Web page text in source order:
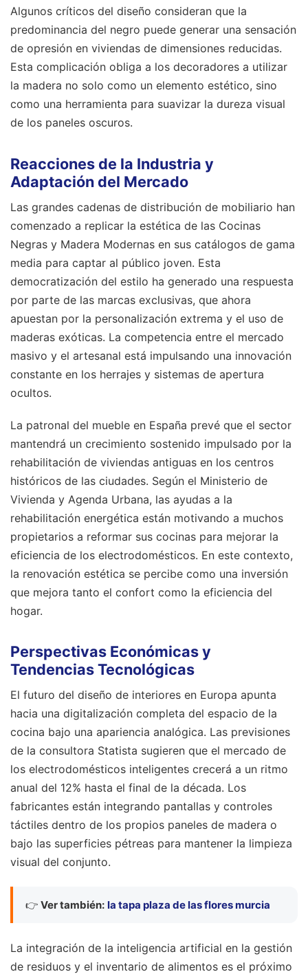
Algunos críticos del diseño consideran que la
predominancia del negro puede generar una sensación
de opresión en viviendas de dimensiones reducidas.
Esta complicación obliga a los decoradores a utilizar
la madera no solo como un elemento estético, sino
como una herramienta para suavizar la dureza visual
de los paneles oscuros.
Reacciones de la Industria y
Adaptación del Mercado
Las grandes cadenas de distribución de mobiliario han
comenzado a replicar la estética de las Cocinas
Negras y Madera Modernas en sus catálogos de gama
media para captar al público joven. Esta
democratización del estilo ha generado una respuesta
por parte de las marcas exclusivas, que ahora
apuestan por la personalización extrema y el uso de
maderas exóticas. La competencia entre el mercado
masivo y el artesanal está impulsando una innovación
constante en los herrajes y sistemas de apertura
ocultos.
La patronal del mueble en España prevé que el sector
mantendrá un crecimiento sostenido impulsado por la
rehabilitación de viviendas antiguas en los centros
históricos de las ciudades. Según el Ministerio de
Vivienda y Agenda Urbana, las ayudas a la
rehabilitación energética están motivando a muchos
propietarios a reformar sus cocinas para mejorar la
eficiencia de los electrodomésticos. En este contexto,
la renovación estética se percibe como una inversión
que mejora tanto el confort como la eficiencia del
hogar.
Perspectivas Económicas y
Tendencias Tecnológicas
El futuro del diseño de interiores en Europa apunta
hacia una digitalización completa del espacio de la
cocina bajo una apariencia analógica. Las previsiones
de la consultora Statista sugieren que el mercado de
los electrodomésticos inteligentes crecerá a un ritmo
anual del 12% hasta el final de la década. Los
fabricantes están integrando pantallas y controles
táctiles dentro de los propios paneles de madera o
bajo las superficies pétreas para mantener la limpieza
visual del conjunto.
👉 Ver también: la tapa plaza de las flores murcia
La integración de la inteligencia artificial en la gestión
de residuos y el inventario de alimentos es el próximo